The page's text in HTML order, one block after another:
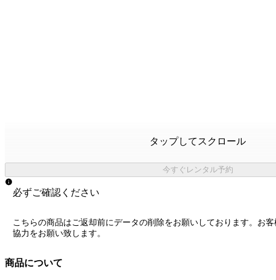
タップしてスクロール
今すぐレンタル予約
必ずご確認ください
こちらの商品はご返却前にデータの削除をお願いしております。お
協力をお願い致します。
商品について